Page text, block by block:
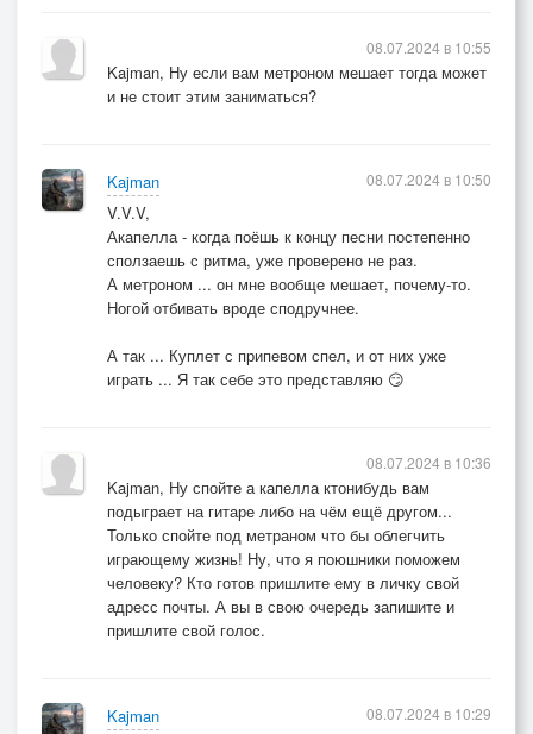
Kajman, Ну если вам метроном мешает тогда может
и не стоит этим заниматься?
08.07.2024 в 10:55
Kajman
V.V.V,
Акапелла - когда поёшь к концу песни постепенно
сползаешь с ритма, уже проверено не раз.
А метроном ... он мне вообще мешает, почему-то.
Ногой отбивать вроде сподручнее.
А так ... Куплет с припевом спел, и от них уже
играть ... Я так себе это представляю 😏
08.07.2024 в 10:50
Kajman, Ну спойте а капелла ктонибудь вам
подыграет на гитаре либо на чём ещё другом...
Только спойте под метраном что бы облегчить
играющему жизнь! Ну, что я поюшники поможем
человеку? Кто готов пришлите ему в личку свой
адресс почты. А вы в свою очередь запишите и
пришлите свой голос.
08.07.2024 в 10:36
Kajman
08.07.2024 в 10:29